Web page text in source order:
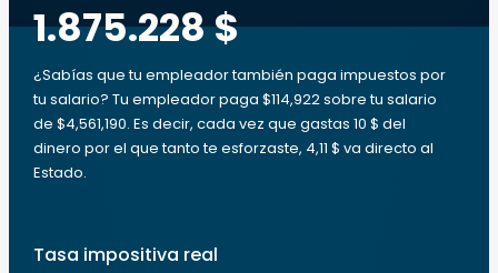
1.875.228 $
¿Sabías que tu empleador también paga impuestos por
tu salario? Tu empleador paga $114,922 sobre tu salario
de $4,561,190. Es decir, cada vez que gastas 10 $ del
dinero por el que tanto te esforzaste, 4,11 $ va directo al
Estado.
Tasa impositiva real